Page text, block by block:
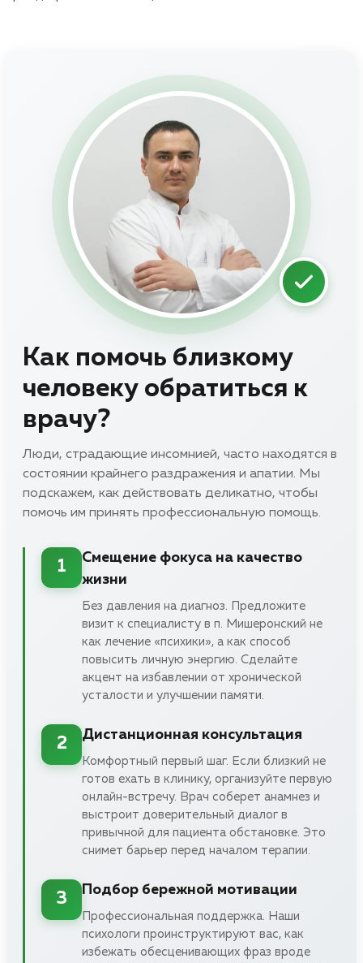
Как помочь близкому
человеку обратиться к
врачу?
Люди, страдающие инсомнией, часто находятся в
состоянии крайнего раздражения и апатии. Мы
подскажем, как действовать деликатно, чтобы
помочь им принять профессиональную помощь.
1
Смещение фокуса на качество
жизни
Без давления на диагноз. Предложите
визит к специалисту в п. Мишеронский не
как лечение «психики», а как способ
повысить личную энергию. Сделайте
акцент на избавлении от хронической
усталости и улучшении памяти.
2
Дистанционная консультация
Комфортный первый шаг. Если близкий не
готов ехать в клинику, организуйте первую
онлайн-встречу. Врач соберет анамнез и
выстроит доверительный диалог в
привычной для пациента обстановке. Это
снимет барьер перед началом терапии.
3
Подбор бережной мотивации
Профессиональная поддержка. Наши
психологи проинструктируют вас, как
избежать обесценивающих фраз вроде